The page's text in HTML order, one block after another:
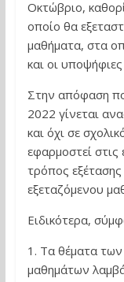
Οκτώβριο,
οποίο θα
μαθήματα, στα
και οι
Στην απόφαση
2022 γίνεται
και όχι σε
εφαρμοστεί στις
τρόπος
εξεταζόμενου
Ειδικότερα,
1. Τα θέματα
μαθημάτων